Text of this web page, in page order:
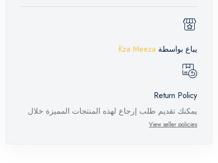
يباع بواسطة Kza Meeza
Return Policy
يمكنك تقديم طلب إرجاع لهذه المنتجات المميزة خلال
View seller policies